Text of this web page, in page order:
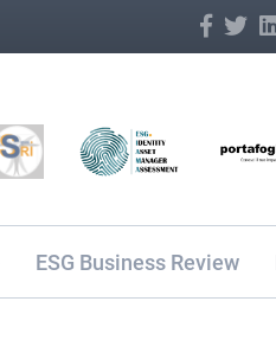
ESG Business Review